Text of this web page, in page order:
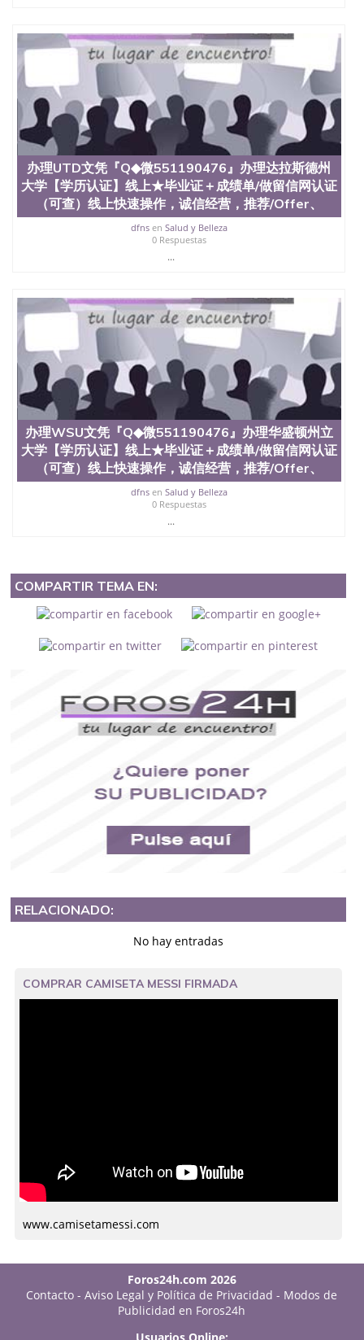
办理UTD文凭『Q◆微551190476』办理达拉斯德州
大学【学历认证】线上★毕业证＋成绩单/做留信网认证
（可查）线上快速操作，诚信经营，推荐/Offer、
dfnsen Salud y Belleza
0 Respuestas
...
办理WSU文凭『Q◆微551190476』办理华盛顿州立
大学【学历认证】线上★毕业证＋成绩单/做留信网认证
（可查）线上快速操作，诚信经营，推荐/Offer、
dfnsen Salud y Belleza
0 Respuestas
...
COMPARTIR TEMA EN:
RELACIONADO:
No hay entradas
COMPRAR CAMISETA MESSI FIRMADA
www.camisetamessi.com
Foros24h.com 2026
Contacto -Aviso Legal y Política de Privacidad - Modos de
Publicidad en Foros24h